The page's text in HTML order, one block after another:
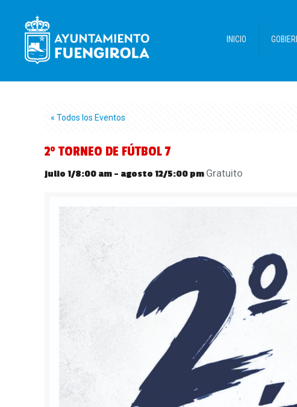
INICIO
« Todos los Eventos
2º TORNEO DE FÚTBOL 7
julio 1/8:00 am - agosto 12/5:00 pm Gratuito